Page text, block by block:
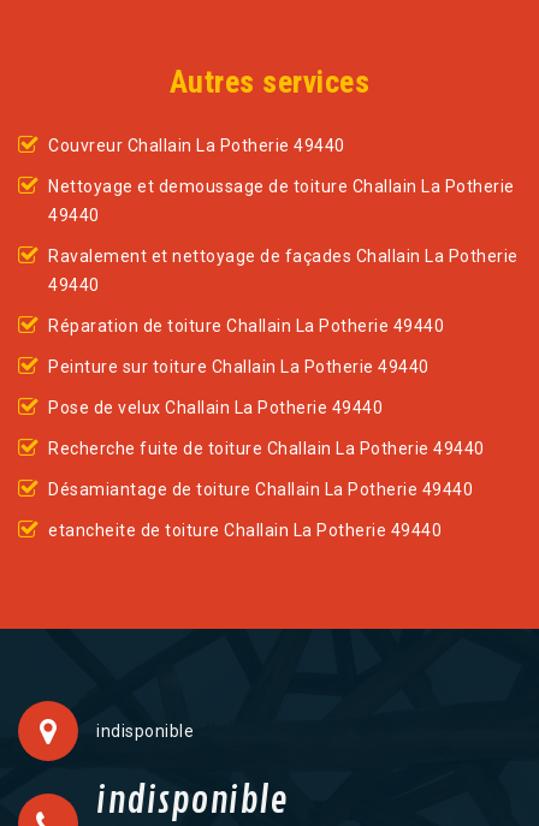
Autres services
Couvreur Challain La Potherie 49440
Nettoyage et demoussage de toiture Challain La Potherie
49440
Ravalement et nettoyage de façades Challain La Potherie
49440
Réparation de toiture Challain La Potherie 49440
Peinture sur toiture Challain La Potherie 49440
Pose de velux Challain La Potherie 49440
Recherche fuite de toiture Challain La Potherie 49440
Désamiantage de toiture Challain La Potherie 49440
etancheite de toiture Challain La Potherie 49440
indisponible
indisponible